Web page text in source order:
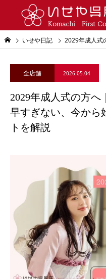
いせや日記 2029年成人式の方へ｜振
全店舗 2026.05.04
2029年成人式の方へ
早すぎない、今から
トを解説